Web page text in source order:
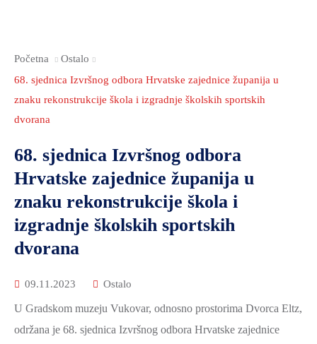
Početna
Ostalo
68. sjednica Izvršnog odbora Hrvatske zajednice županija u
znaku rekonstrukcije škola i izgradnje školskih sportskih
dvorana
68. sjednica Izvršnog odbora
Hrvatske zajednice županija u
znaku rekonstrukcije škola i
izgradnje školskih sportskih
dvorana
09.11.2023 Ostalo
U Gradskom muzeju Vukovar, odnosno prostorima Dvorca Eltz,
održana je 68. sjednica Izvršnog odbora Hrvatske zajednice